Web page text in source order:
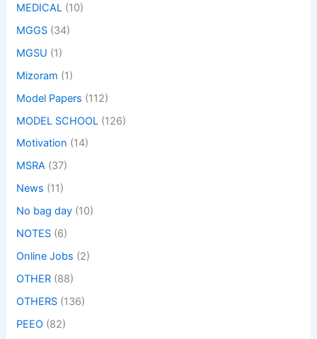
MEDICAL (10)
MGGS (34)
MGSU (1)
Mizoram (1)
Model Papers (112)
MODEL SCHOOL (126)
Motivation (14)
MSRA (37)
News (11)
No bag day (10)
NOTES (6)
Online Jobs (2)
OTHER (88)
OTHERS (136)
PEEO (82)